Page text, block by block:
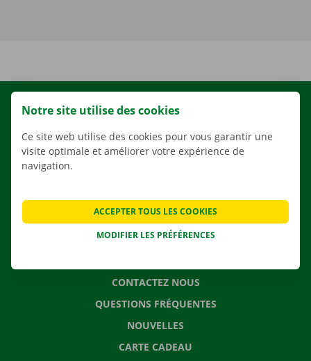
LOCATION
NOS VÉHICULES
NOS SERVICES
SOLUTIONS DE DÉMÉNAGEMENT
CONTACTEZ NOUS
QUESTIONS FRÉQUENTES
NOUVELLES
CARTE CADEAU
Notre site utilise des cookies
Ce site web utilise des cookies pour vous garantir une
visite optimale et améliorer votre expérience de
navigation.
MODIFIER LES PRÉFÉRENCES
ACCEPTER TOUS LES COOKIES